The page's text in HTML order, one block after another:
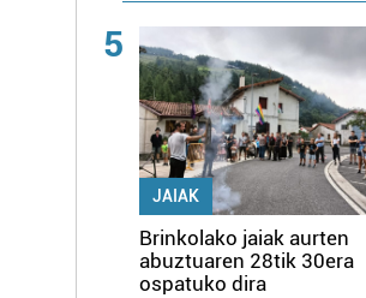
5
JAIAK
Brinkolako jaiak aurten
abuztuaren 28tik 30era
ospatuko dira